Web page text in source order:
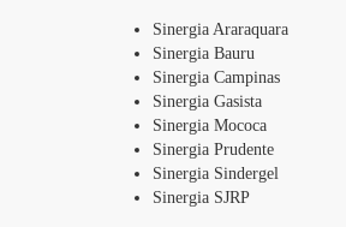
Sinergia Araraquara
Sinergia Bauru
Sinergia Campinas
Sinergia Gasista
Sinergia Mococa
Sinergia Prudente
Sinergia Sindergel
Sinergia SJRP